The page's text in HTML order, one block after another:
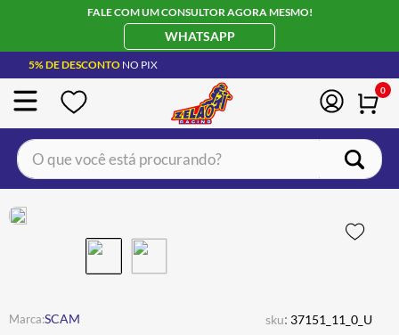
FALE COM UM CONSULTOR AGORA MESMO!
WHATSAPP
5% DE DESCONTO NO PIX
0
O que você está procurando?
SCAM sku: 37151_11_0_U
JAQUETA
4º ÓCULOS SOLAR